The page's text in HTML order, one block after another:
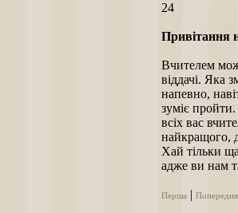
24
Привітання
Вчителем
віддачі. Яка
напевно,
зуміє
всіх вас
найкращого,
Хай тільки
адже ви нам
Перша Попередня